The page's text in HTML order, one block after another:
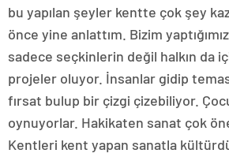
bu yapılan şeyler kentte çok şey
önce yine anlattım. Bizim
sadece seçkinlerin değil halkın da
projeler oluyor. İnsanlar gidip
fırsat bulup bir çizgi çizebiliyor.
oynuyorlar. Hakikaten sanat çok
Kentleri kent yapan sanatla